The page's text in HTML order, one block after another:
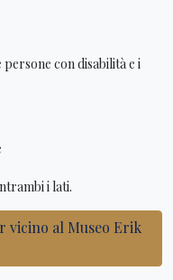
con disabilità e i
i lati.
vicino al Museo Erik